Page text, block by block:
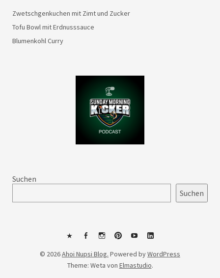
Zwetschgenkuchen mit Zimt und Zucker
Tofu Bowl mit Erdnusssauce
Blumenkohl Curry
Suchen
Suchen
MastodonFacebookInstagramPinterestYouTubeLinkedIn
© 2026Ahoi Nupsi Blog. Powered byWordPress
Theme: Weta von Elmastudio.